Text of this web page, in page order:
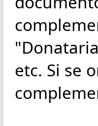
etc. Si se